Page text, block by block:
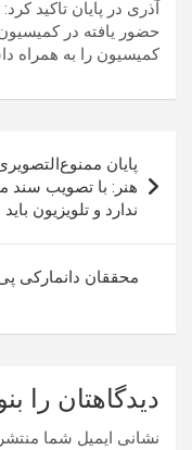
آذری در پایان تاکید
حضور یافته در
کمیسیون را به همراه
نوشته
پایان
هنر: با تصویب
ندارد و تلویزیون
محققان دانمارکی پی
دیدگاهتان را
نشانی ایمیل شما